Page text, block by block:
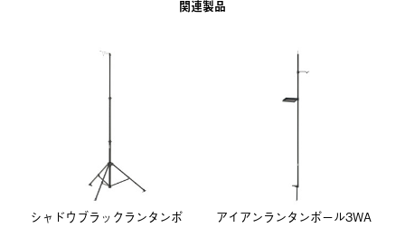
関連製品
シャドウブラックランタンポ
アイアンランタンポール3WA